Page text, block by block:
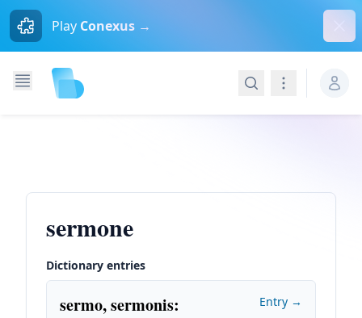
Play Conexus →
SearchNavigation
sermone
Dictionary entries
sermo, sermonis: Entry →